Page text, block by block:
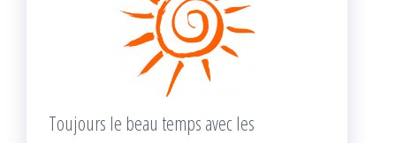
Toujours le beau temps avec les